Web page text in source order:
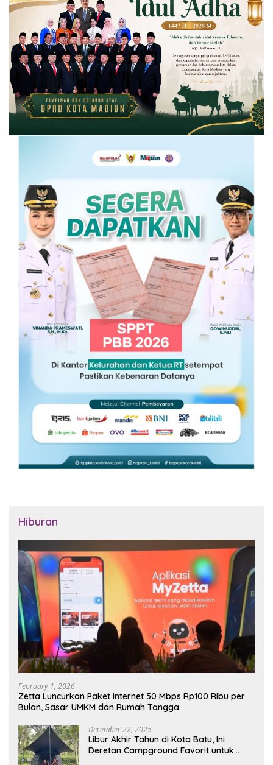
Hiburan
February 1, 2026
Zetta Luncurkan Paket Internet 50 Mbps Rp100 Ribu per
Bulan, Sasar UMKM dan Rumah Tangga
December 22, 2025
Libur Akhir Tahun di Kota Batu, Ini
Deretan Campground Favorit untuk